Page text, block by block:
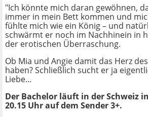
"Ich könnte mich daran gewöhnen,
immer in mein Bett kommen und
fühlte mich wie ein König – und
schwärmt er noch im Nachhinein in
der erotischen Überraschung.
Ob Mia und Angie damit das Herz
haben? Schließlich sucht er ja
Liebe...
Der Bachelor läuft in der Schweiz
20.15 Uhr auf dem Sender 3+.